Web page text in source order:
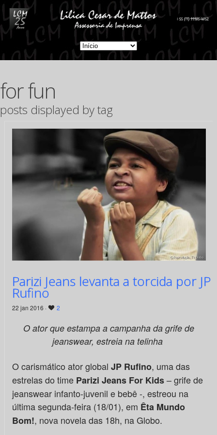
for fun
posts displayed by tag
Parizi Jeans levanta a torcida por JP
Rufino
22 jan 2016 · 2
O ator que estampa a campanha da grife de
jeanswear, estreia na telinha
O carismático ator global JP Rufino, uma das
estrelas do time Parizi Jeans For Kids– grife de
jeanswear infanto-juvenil e bebê -, estreou na
última segunda-feira (18/01), em Êta Mundo
Bom!, nova novela das 18h, na Globo.